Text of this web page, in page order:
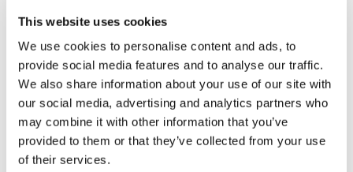
This website uses cookies
We use cookies to personalise content and ads, to
provide social media features and to analyse our traffic.
We also share information about your use of our site with
our social media, advertising and analytics partners who
may combine it with other information that you’ve
provided to them or that they’ve collected from your use
of their services.
1 Stuk Excl. btw
€126,88
Incl. btw
Toevoegen aan winkelwagen
Informatie